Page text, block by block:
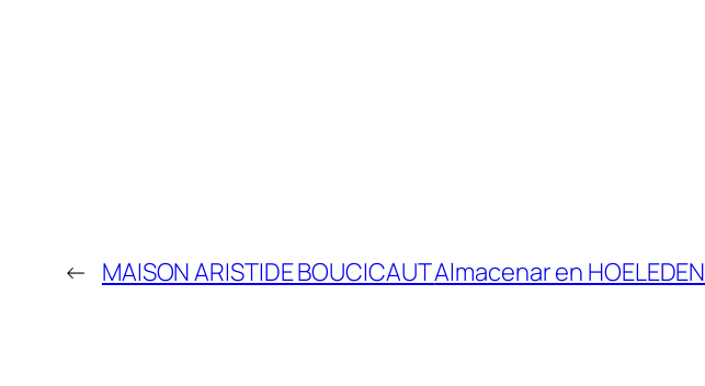
← MAISON ARISTIDE BOUCICAUTAlmacenar en HOELEDEN